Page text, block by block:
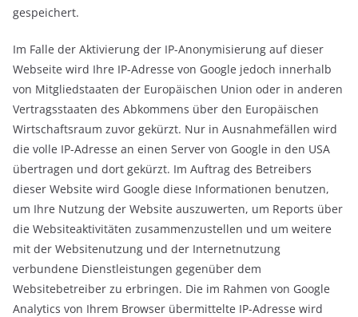
gespeichert.
Im Falle der Aktivierung der IP-Anonymisierung auf dieser
Webseite wird Ihre IP-Adresse von Google jedoch innerhalb
von Mitgliedstaaten der Europäischen Union oder in anderen
Vertragsstaaten des Abkommens über den Europäischen
Wirtschaftsraum zuvor gekürzt. Nur in Ausnahmefällen wird
die volle IP-Adresse an einen Server von Google in den USA
übertragen und dort gekürzt. Im Auftrag des Betreibers
dieser Website wird Google diese Informationen benutzen,
um Ihre Nutzung der Website auszuwerten, um Reports über
die Websiteaktivitäten zusammenzustellen und um weitere
mit der Websitenutzung und der Internetnutzung
verbundene Dienstleistungen gegenüber dem
Websitebetreiber zu erbringen. Die im Rahmen von Google
Analytics von Ihrem Browser übermittelte IP-Adresse wird